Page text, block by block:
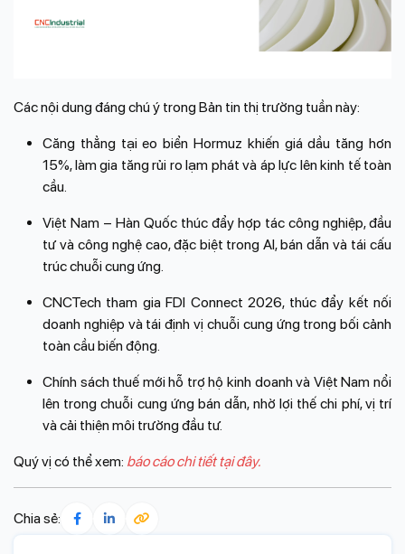
Các nội dung đáng chú ý trong Bản tin thị trường tuần này:
Căng thẳng tại eo biển Hormuz khiến giá dầu tăng hơn
15%, làm gia tăng rủi ro lạm phát và áp lực lên kinh tế toàn
cầu.
Việt Nam – Hàn Quốc thúc đẩy hợp tác công nghiệp, đầu
tư và công nghệ cao, đặc biệt trong AI, bán dẫn và tái cấu
trúc chuỗi cung ứng.
CNCTech tham gia FDI Connect 2026, thúc đẩy kết nối
doanh nghiệp và tái định vị chuỗi cung ứng trong bối cảnh
toàn cầu biến động.
Chính sách thuế mới hỗ trợ hộ kinh doanh và Việt Nam nổi
lên trong chuỗi cung ứng bán dẫn, nhờ lợi thế chi phí, vị trí
và cải thiện môi trường đầu tư.
Quý vị có thể xem: báo cáo chi tiết tại đây.
Chia sẻ: